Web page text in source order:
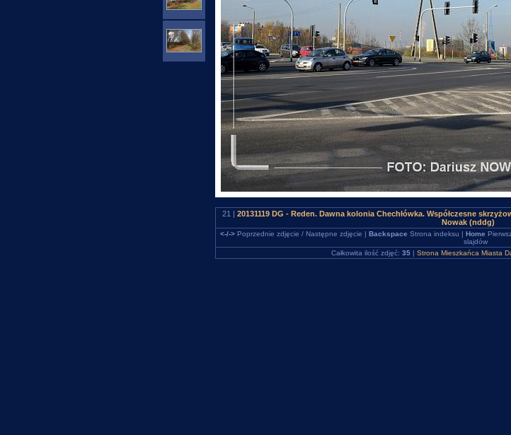
21 | 20131119 DG - Reden. Dawna kolonia Chechłówka. Współczesne
Nowak (nddg)
<-/->Poprzednie zdjęcie / Następne zdjęcie | Backspace Strona indeksu | Home
slajdów
Całkowita ilość zdjęć: 35 | Strona Mieszkańca Miasta